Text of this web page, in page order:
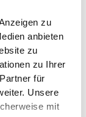
zu
anbieten
zu
zu Ihrer
für
Unsere
mit
(VVG) -
- Die
vom
GmbH